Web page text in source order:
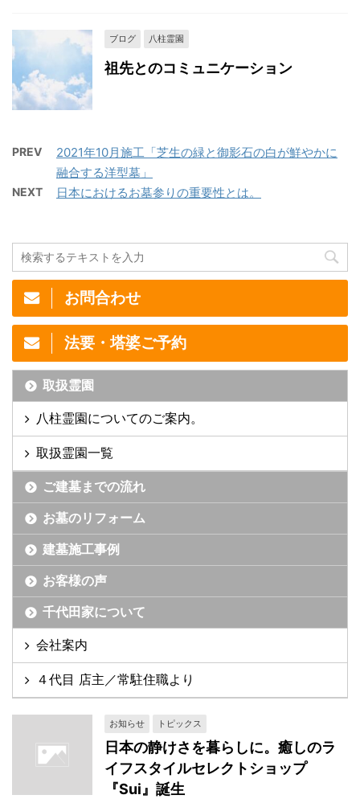
ブログ 八柱霊園
祖先とのコミュニケーション
PREV
2021年10月施工「芝生の緑と御影石の白が鮮やかに
融合する洋型墓」
NEXT 日本におけるお墓参りの重要性とは。
お問合わせ
法要・塔婆ご予約
取扱霊園
八柱霊園についてのご案内。
取扱霊園一覧
ご建墓までの流れ
お墓のリフォーム
建墓施工事例
お客様の声
千代田家について
会社案内
４代目 店主／常駐住職より
お知らせ トピックス
日本の静けさを暮らしに。癒しのラ
イフスタイルセレクトショップ
『Sui』誕生